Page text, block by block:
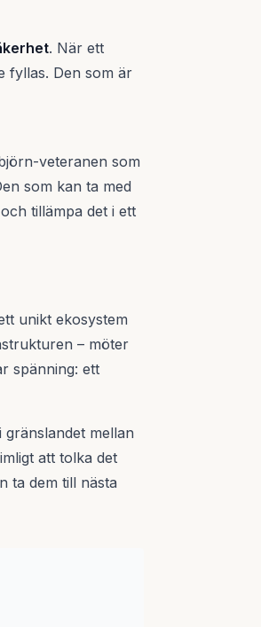
. När ett
fyllas. Den som är
veteranen som
som kan ta med
tillämpa det i ett
unikt ekosystem
– möter
spänning: ett
mellan
att tolka det
ta dem till nästa